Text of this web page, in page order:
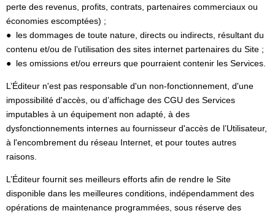
perte des revenus, profits, contrats, partenaires commerciaux ou
économies escomptées) ;
● les dommages de toute nature, directs ou indirects, résultant du
contenu et/ou de l’utilisation des sites internet partenaires du Site ;
● les omissions et/ou erreurs que pourraient contenir les Services.
L’Éditeur n'est pas responsable d'un non-fonctionnement, d'une
impossibilité d'accès, ou d’affichage des CGU des Services
imputables à un équipement non adapté, à des
dysfonctionnements internes au fournisseur d'accès de l’Utilisateur,
à l'encombrement du réseau Internet, et pour toutes autres
raisons.
L’Éditeur fournit ses meilleurs efforts afin de rendre le Site
disponible dans les meilleures conditions, indépendamment des
opérations de maintenance programmées, sous réserve des